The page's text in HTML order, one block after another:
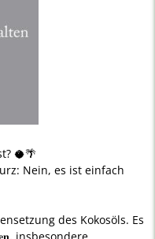
🥥🌴
Nein, es ist einfach
des Kokosöls. Es